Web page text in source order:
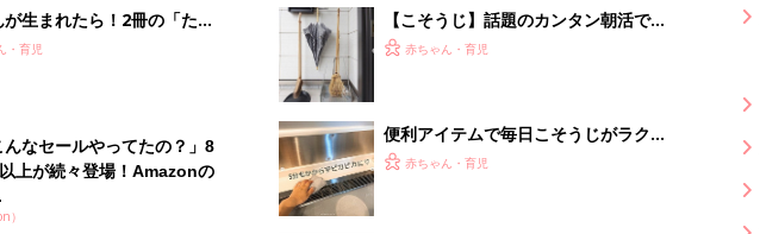
生まれたら！2冊の「たま
・育児
んなセールやってたの？」8
上が続々登場！Amazonの
）
【こそうじ】話題のカンタン朝活でス
ッキリ気持ちいい暮らし
赤ちゃん・育児
便利アイテムで毎日こそうじがラクラ
ク！おすすめ5選
赤ちゃん・育児